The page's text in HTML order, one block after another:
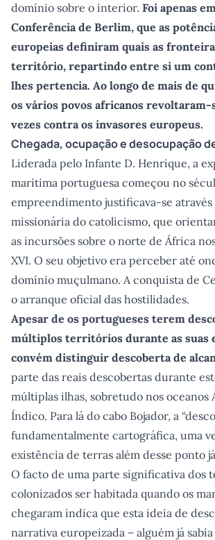
domínio sobre o interior. Foi apenas
Conferência de Berlim, que as
europeias definiram quais as
território, repartindo entre si um
lhes pertencia. Ao longo de mais de
os vários povos africanos revoltaram-
vezes contra os invasores europeus.
Chegada, ocupação e desocupação
Liderada pelo Infante D. Henrique, a
marítima portuguesa começou no
empreendimento justificava-se através
missionária do catolicismo, que
as incursões sobre o norte de África
XVI. O seu objetivo era perceber até
domínio muçulmano. A conquista de
o arranque oficial das hostilidades.
Apesar de os portugueses terem
múltiplos territórios durante as suas
convém distinguir descoberta de
parte das reais descobertas durante
múltiplas ilhas, sobretudo nos oceanos
Índico. Para lá do cabo Bojador, a
fundamentalmente cartográfica, uma
existência de terras além desse ponto
O facto de uma parte significativa dos
colonizados ser habitada quando os
chegaram indica que esta ideia de
narrativa europeizada – alguém já